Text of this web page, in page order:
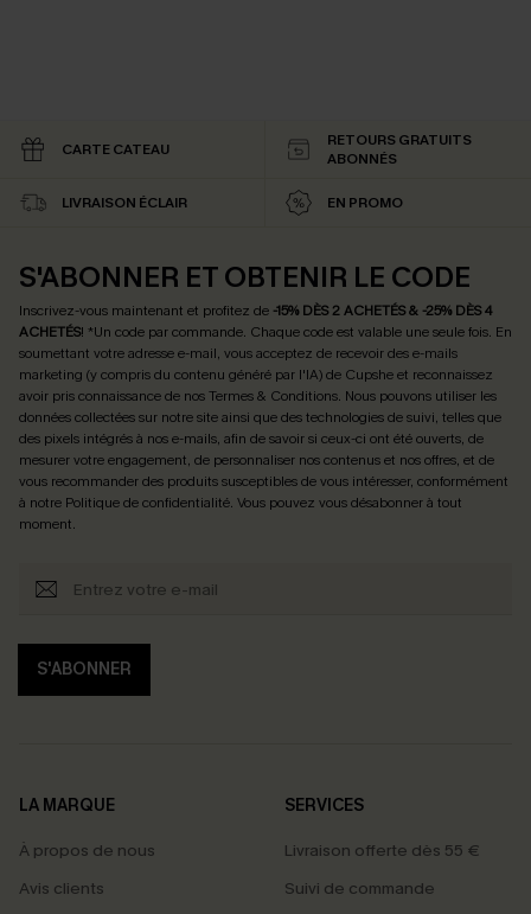
CARTE CATEAU
RETOURS GRATUITS
ABONNÉS
LIVRAISON ÉCLAIR EN PROMO
S'ABONNER ET OBTENIR LE CODE
Inscrivez-vous maintenant et profitez de -15% DÈS 2 ACHETÉS & -25% DÈS 4
ACHETÉS! *Un code par commande. Chaque code est valable une seule fois. En
soumettant votre adresse e-mail, vous acceptez de recevoir des e-mails
marketing (y compris du contenu généré par l'IA) de Cupshe et reconnaissez
avoir pris connaissance de nosTermes & Conditions. Nous pouvons utiliser les
données collectées sur notre site ainsi que des technologies de suivi, telles que
des pixels intégrés à nos e-mails, afin de savoir si ceux-ci ont été ouverts, de
mesurer votre engagement, de personnaliser nos contenus et nos offres, et de
vous recommander des produits susceptibles de vous intéresser, conformément
à notre Politique de confidentialité. Vous pouvez vous désabonner à tout
moment.
S'ABONNER
LA MARQUE
À propos de nous
Avis clients
SERVICES
Livraison offerte dès 55 €
Suivi de commande